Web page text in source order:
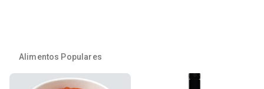
Alimentos Populares